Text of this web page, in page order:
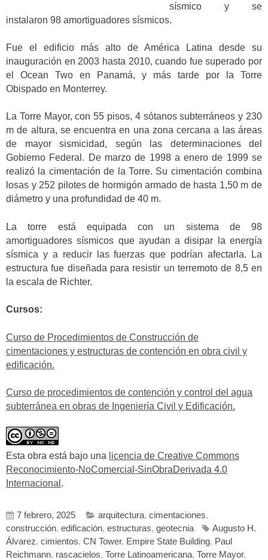
sísmico y se
instalaron 98 amortiguadores sísmicos.
Fue el edificio más alto de América Latina desde su
inauguración en 2003 hasta 2010, cuando fue superado por
el Ocean Two en Panamá, y más tarde por la Torre
Obispado en Monterrey.
La Torre Mayor, con 55 pisos, 4 sótanos subterráneos y 230
m de altura, se encuentra en una zona cercana a las áreas
de mayor sismicidad, según las determinaciones del
Gobierno Federal. De marzo de 1998 a enero de 1999 se
realizó la cimentación de la Torre. Su cimentación combina
losas y 252 pilotes de hormigón armado de hasta 1,50 m de
diámetro y una profundidad de 40 m.
La torre está equipada con un sistema de 98
amortiguadores sísmicos que ayudan a disipar la energía
sísmica y a reducir las fuerzas que podrían afectarla. La
estructura fue diseñada para resistir un terremoto de 8,5 en
la escala de Richter.
Cursos:
Curso de Procedimientos de Construcción de
cimentaciones y estructuras de contención en obra civil y
edificación.
Curso de procedimientos de contención y control del agua
subterránea en obras de Ingeniería Civil y Edificación.
Esta obra está bajo una licencia de Creative Commons
Reconocimiento-NoComercial-SinObraDerivada 4.0
Internacional .
7 febrero, 2025 arquitectura, cimentaciones,
construcción, edificación, estructuras, geotecnia
Augusto H.
Álvarez, cimientos, CN Tower, Empire State Building, Paul
Reichmann, rascacielos, Torre Latinoamericana, Torre Mayor,